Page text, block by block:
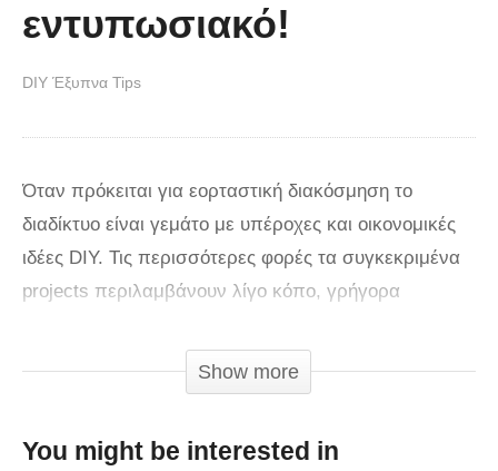
εντυπωσιακό!
DIY Έξυπνα Tips
Όταν πρόκειται για εορταστική διακόσμηση το
διαδίκτυο είναι γεμάτο με υπέροχες και οικονομικές
ιδέες DIY. Τις περισσότερες φορές τα συγκεκριμένα
projects περιλαμβάνουν λίγο κόπο, γρήγορα
βρει κανείς οπουδήποτε ή ακόμη και μέσα στο σπίτι
του. Θέλετε να δώσετε μια πιο προσωπική νότα στο
Φτιάξτε μια δαντελωτή νιφάδα χιονιού από χαρτί μιας
Show more
You might be interested in